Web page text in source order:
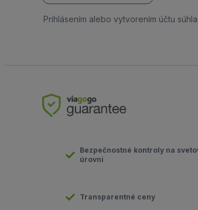
Prihlásením alebo vytvorením účtu
Bezpečnostné kontroly na
úrovni
Transparentné ceny